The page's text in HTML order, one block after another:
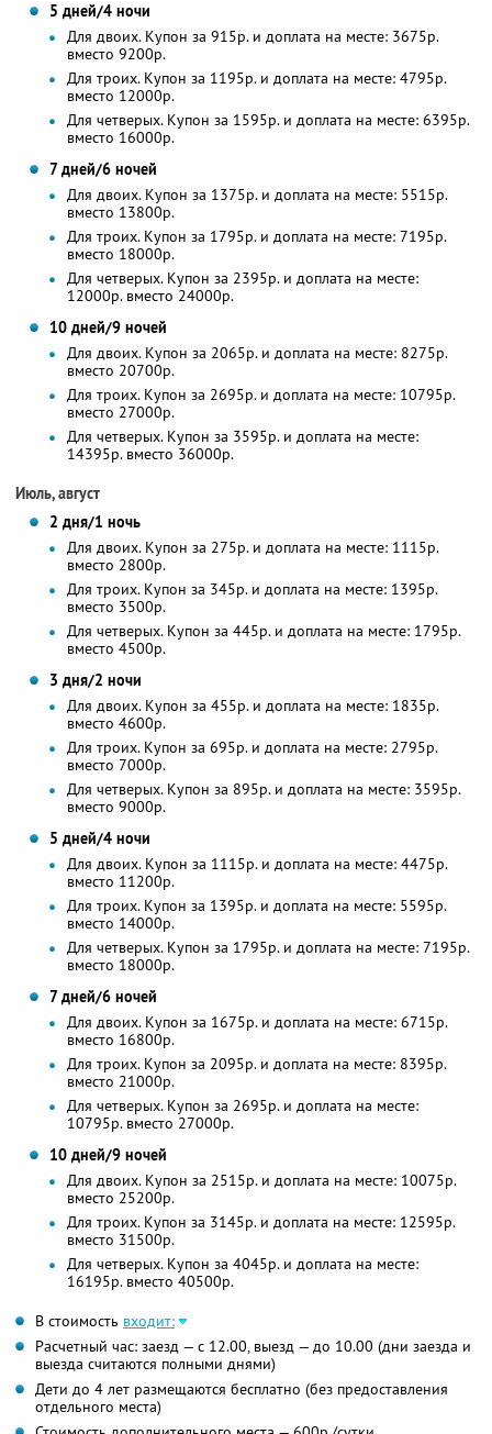
5 дней/4 ночи
Для двоих. Купон за 915р. и доплата на месте: 3675р.
вместо 9200р.
Для троих. Купон за 1195р. и доплата на месте: 4795р.
вместо 12000р.
Для четверых. Купон за 1595р. и доплата на месте: 6395р.
вместо 16000р.
7 дней/6 ночей
Для двоих. Купон за 1375р. и доплата на месте: 5515р.
вместо 13800р.
Для троих. Купон за 1795р. и доплата на месте: 7195р.
вместо 18000р.
Для четверых. Купон за 2395р. и доплата на месте:
12000р. вместо 24000р.
10 дней/9 ночей
Для двоих. Купон за 2065р. и доплата на месте: 8275р.
вместо 20700р.
Для троих. Купон за 2695р. и доплата на месте: 10795р.
вместо 27000р.
Для четверых. Купон за 3595р. и доплата на месте:
14395р. вместо 36000р.
Июль, август
2 дня/1 ночь
Для двоих. Купон за 275р. и доплата на месте: 1115р.
вместо 2800р.
Для троих. Купон за 345р. и доплата на месте: 1395р.
вместо 3500р.
Для четверых. Купон за 445р. и доплата на месте: 1795р.
вместо 4500р.
3 дня/2 ночи
Для двоих. Купон за 455р. и доплата на месте: 1835р.
вместо 4600р.
Для троих. Купон за 695р. и доплата на месте: 2795р.
вместо 7000р.
Для четверых. Купон за 895р. и доплата на месте: 3595р.
вместо 9000р.
5 дней/4 ночи
Для двоих. Купон за 1115р. и доплата на месте: 4475р.
вместо 11200р.
Для троих. Купон за 1395р. и доплата на месте: 5595р.
вместо 14000р.
Для четверых. Купон за 1795р. и доплата на месте: 7195р.
вместо 18000р.
7 дней/6 ночей
Для двоих. Купон за 1675р. и доплата на месте: 6715р.
вместо 16800р.
Для троих. Купон за 2095р. и доплата на месте: 8395р.
вместо 21000р.
Для четверых. Купон за 2695р. и доплата на месте:
10795р. вместо 27000р.
10 дней/9 ночей
Для двоих. Купон за 2515р. и доплата на месте: 10075р.
вместо 25200р.
Для троих. Купон за 3145р. и доплата на месте: 12595р.
вместо 31500р.
Для четверых. Купон за 4045р. и доплата на месте:
16195р. вместо 40500р.
В стоимость входит:
Расчетный час: заезд — с 12.00, выезд — до 10.00 (дни заезда и
выезда считаются полными днями)
Дети до 4 лет размещаются бесплатно (без предоставления
отдельного места)